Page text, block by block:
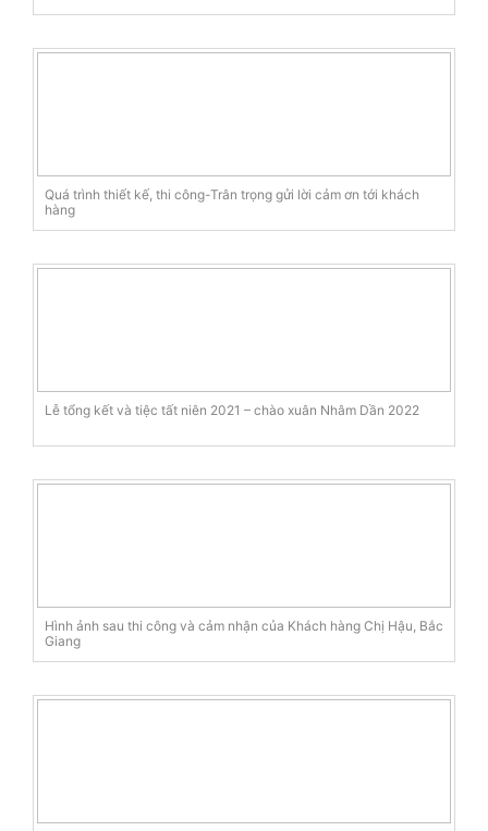
Quá trình thiết kế, thi công-Trân trọng gửi lời cảm ơn tới khách
hàng
Lễ tổng kết và tiệc tất niên 2021 – chào xuân Nhâm Dần 2022
Hình ảnh sau thi công và cảm nhận của Khách hàng Chị Hậu, Bắc
Giang